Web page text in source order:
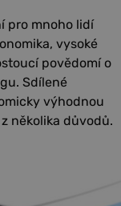
pro mnoho lidí
vysoké
povědomí o
Sdílené
výhodnou
několika důvodů.